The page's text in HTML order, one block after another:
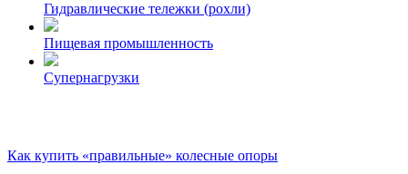
Гидравлические тележки (рохли)
Пищевая промышленность
Супернагрузки
Как купить «правильные» колесные опоры